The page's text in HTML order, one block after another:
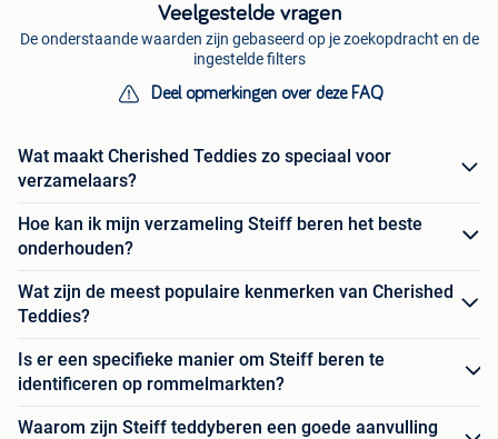
Veelgestelde vragen
De onderstaande waarden zijn gebaseerd op je zoekopdracht en de
ingestelde filters
Deel opmerkingen over deze FAQ
Wat maakt Cherished Teddies zo speciaal voor
verzamelaars?
Hoe kan ik mijn verzameling Steiff beren het beste
onderhouden?
Wat zijn de meest populaire kenmerken van Cherished
Teddies?
Is er een specifieke manier om Steiff beren te
identificeren op rommelmarkten?
Waarom zijn Steiff teddyberen een goede aanvulling